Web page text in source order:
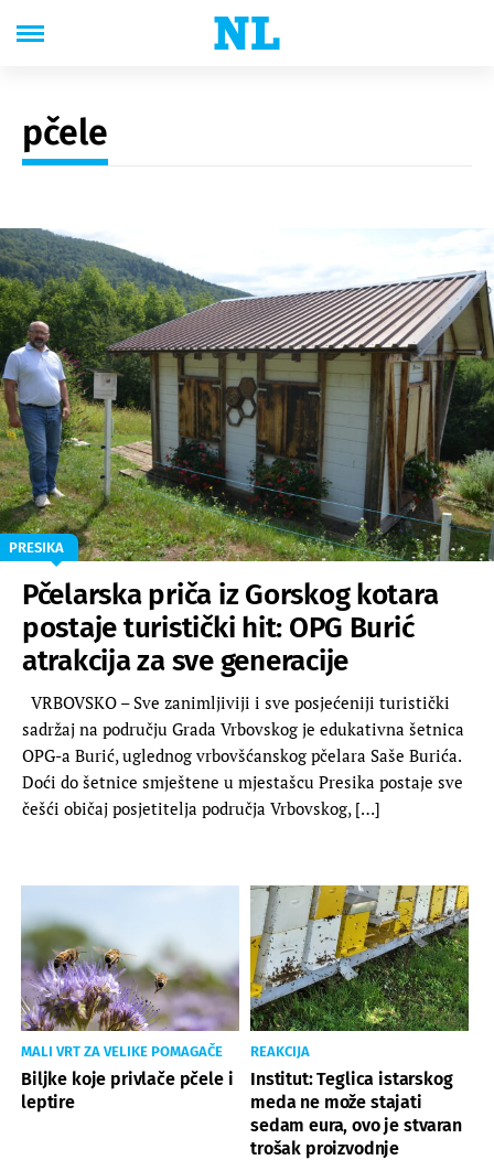
pčele
PRESIKA
Pčelarska priča iz Gorskog kotara
postaje turistički hit: OPG Burić
atrakcija za sve generacije
VRBOVSKO – Sve zanimljiviji i sve posjećeniji turistički
sadržaj na području Grada Vrbovskog je edukativna šetnica
OPG-a Burić, uglednog vrbovšćanskog pčelara Saše Burića.
Doći do šetnice smještene u mjestašcu Presika postaje sve
češći običaj posjetitelja područja Vrbovskog, […]
MALI VRT ZA VELIKE POMAGAČE
Biljke koje privlače pčele i
leptire
REAKCIJA
Institut: Teglica istarskog
meda ne može stajati
sedam eura, ovo je stvaran
trošak proizvodnje